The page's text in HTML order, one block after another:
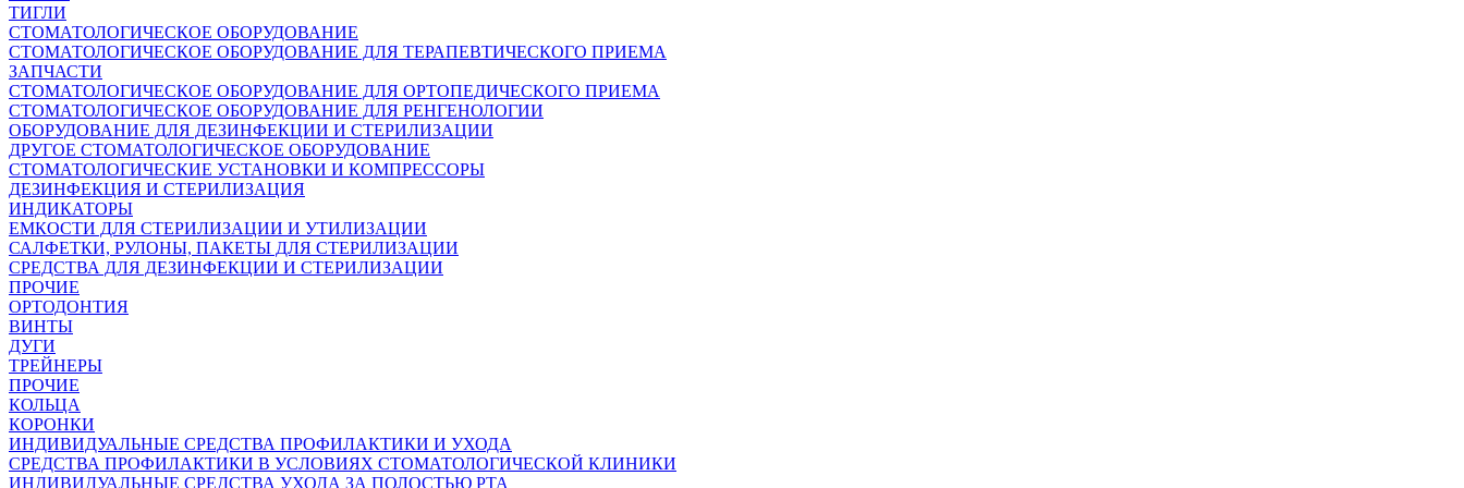
ТИГЛИ
СТОМАТОЛОГИЧЕСКОЕ ОБОРУДОВАНИЕ
СТОМАТОЛОГИЧЕСКОЕ ОБОРУДОВАНИЕ ДЛЯ ТЕРАПЕВТИЧЕСКОГО ПРИЕМА
ЗАПЧАСТИ
СТОМАТОЛОГИЧЕСКОЕ ОБОРУДОВАНИЕ ДЛЯ ОРТОПЕДИЧЕСКОГО ПРИЕМА
СТОМАТОЛОГИЧЕСКОЕ ОБОРУДОВАНИЕ ДЛЯ РЕНГЕНОЛОГИИ
ОБОРУДОВАНИЕ ДЛЯ ДЕЗИНФЕКЦИИ И СТЕРИЛИЗАЦИИ
ДРУГОЕ СТОМАТОЛОГИЧЕСКОЕ ОБОРУДОВАНИЕ
СТОМАТОЛОГИЧЕСКИЕ УСТАНОВКИ И КОМПРЕССОРЫ
ДЕЗИНФЕКЦИЯ И СТЕРИЛИЗАЦИЯ
ИНДИКАТОРЫ
ЕМКОСТИ ДЛЯ СТЕРИЛИЗАЦИИ И УТИЛИЗАЦИИ
САЛФЕТКИ, РУЛОНЫ, ПАКЕТЫ ДЛЯ СТЕРИЛИЗАЦИИ
СРЕДСТВА ДЛЯ ДЕЗИНФЕКЦИИ И СТЕРИЛИЗАЦИИ
ПРОЧИЕ
ОРТОДОНТИЯ
ВИНТЫ
ДУГИ
ТРЕЙНЕРЫ
ПРОЧИЕ
КОЛЬЦА
КОРОНКИ
ИНДИВИДУАЛЬНЫЕ СРЕДСТВА ПРОФИЛАКТИКИ И УХОДА
СРЕДСТВА ПРОФИЛАКТИКИ В УСЛОВИЯХ СТОМАТОЛОГИЧЕСКОЙ КЛИНИКИ
ИНДИВИДУАЛЬНЫЕ СРЕДСТВА УХОДА ЗА ПОЛОСТЬЮ РТА